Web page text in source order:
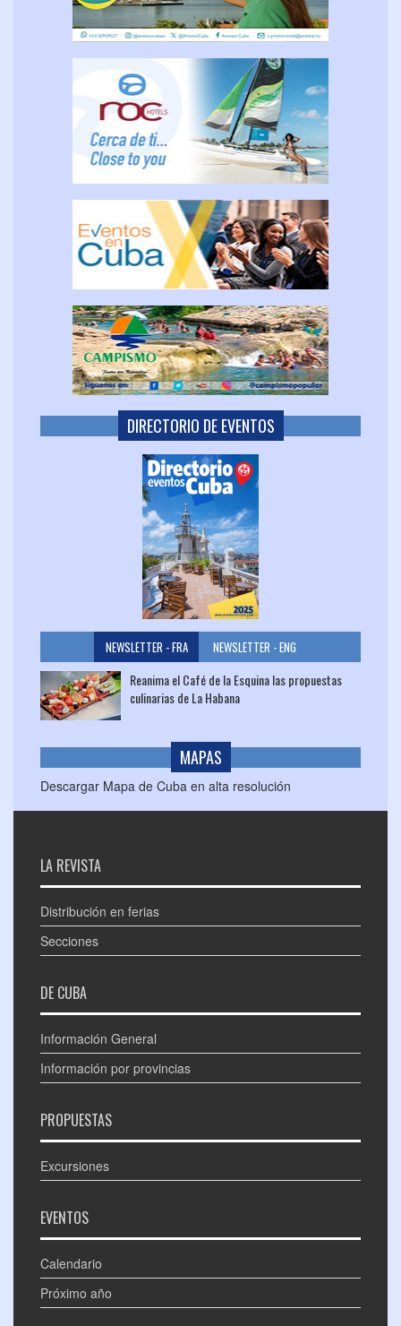
DIRECTORIO DE EVENTOS
NEWSLETTER - FRA NEWSLETTER - ENG
Reanima el Café de la Esquina las propuestas
culinarias de La Habana
MAPAS
Descargar Mapa de Cuba en alta resolución
LA REVISTA
Distribución en ferias
Secciones
DE CUBA
Información General
Información por provincias
PROPUESTAS
Excursiones
EVENTOS
Calendario
Próximo año